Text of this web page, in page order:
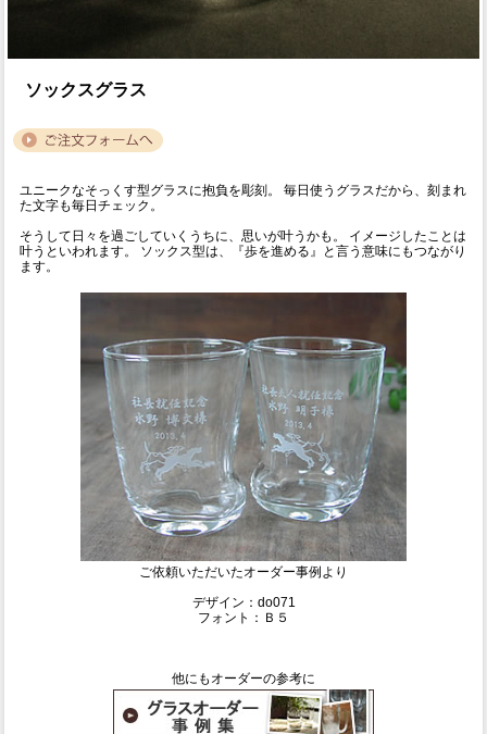
ソックスグラス
ユニークなそっくす型グラスに抱負を彫刻。 毎日使うグラスだから、刻まれ
た文字も毎日チェック。
そうして日々を過ごしていくうちに、思いが叶うかも。 イメージしたことは
叶うといわれます。 ソックス型は、『歩を進める』と言う意味にもつながり
ます。
ご依頼いただいたオーダー事例より
デザイン：do071
フォント：Ｂ５
他にもオーダーの参考に